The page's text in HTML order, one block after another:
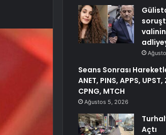
Seans Sonrası
ANET, PINS, APPS,
CPNG, MTCH
Ağustos 5, 2026
Açtı